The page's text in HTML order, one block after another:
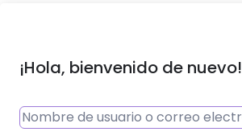
¡Hola, bienvenido de nuevo!